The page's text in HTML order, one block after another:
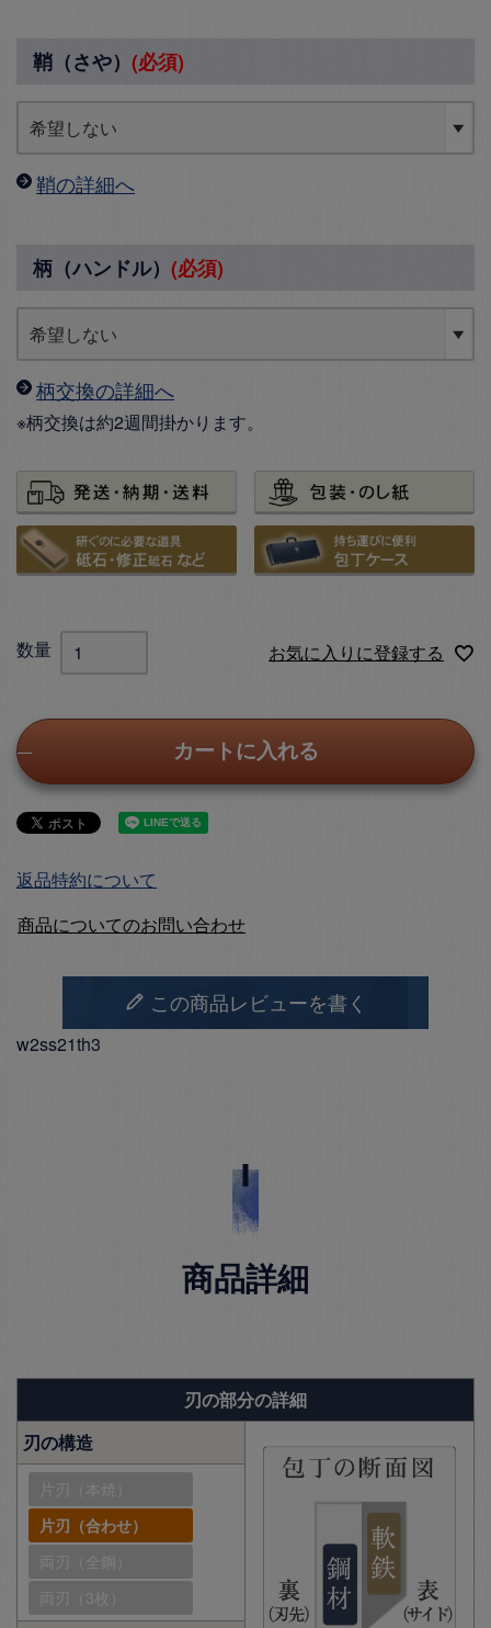
鞘（さや） (必須)
鞘の詳細へ
柄（ハンドル） (必須)
柄交換の詳細へ
※柄交換は約2週間掛かります。
お気に入りに登録する
カートに入れる
返品特約について
商品についてのお問い合わせ
この商品レビューを書く
w2ss21th3
商品詳細
刃の部分の詳細
刃の構造
片刃（本焼）
片刃（合わせ）
両刃（全鋼）
両刃（3枚）